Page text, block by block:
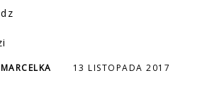
13 LISTOPADA 2017